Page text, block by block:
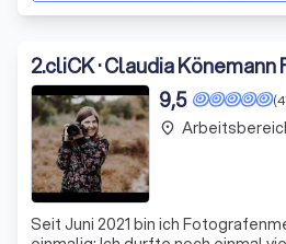
2.cliCK · Claudia
9,5
Seit Juni 2021 bin ich
place